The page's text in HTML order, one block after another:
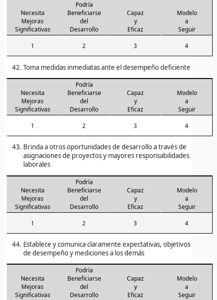
Necesita
Mejoras
Significativas
Podría
Beneficiarse
del
Desarrollo
Capaz
y
Eficaz
Modelo
a
Seguir
1 2 3 4
Toma medidas inmediatas ante el desempeño deficiente
Necesita
Mejoras
Significativas
Podría
Beneficiarse
del
Desarrollo
Capaz
y
Eficaz
Modelo
a
Seguir
1 2 3 4
Brinda a otros oportunidades de desarrollo a través de
asignaciones de proyectos y mayores responsabilidades
laborales
Necesita
Mejoras
Significativas
Podría
Beneficiarse
del
Desarrollo
Capaz
y
Eficaz
Modelo
a
Seguir
1 2 3 4
Establece y comunica claramente expectativas, objetivos
de desempeño y mediciones a los demás
Necesita
Mejoras
Significativas
Podría
Beneficiarse
del
Desarrollo
Capaz
y
Eficaz
Modelo
a
Seguir